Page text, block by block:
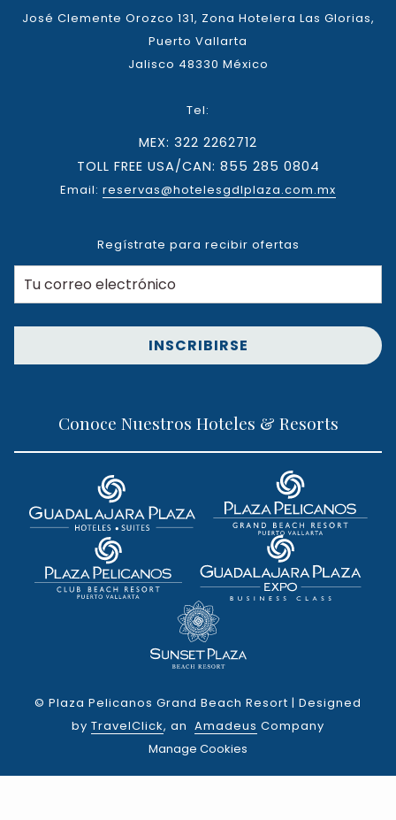
José Clemente Orozco 131, Zona Hotelera Las Glorias,
Puerto Vallarta
Jalisco 48330 México
Tel:
MEX: 322 2262712
TOLL FREE USA/CAN: 855 285 0804
Email: reservas@hotelesgdlplaza.com.mx
Regístrate para recibir ofertas
INSCRIBIRSE
Conoce Nuestros Hoteles & Resorts
© Plaza Pelicanos Grand Beach Resort | Designed
by TravelClick, an Amadeus Company
Manage Cookies